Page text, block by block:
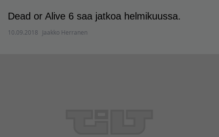
Dead or Alive 6 saa jatkoa helmikuussa.
10.09.2018 Jaakko Herranen